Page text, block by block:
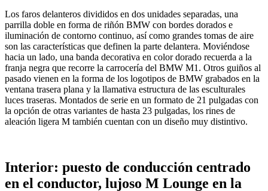
Los faros delanteros divididos en dos unidades separadas, una
parrilla doble en forma de riñón BMW con bordes dorados e
iluminación de contorno continuo, así como grandes tomas de aire
son las características que definen la parte delantera. Moviéndose
hacia un lado, una banda decorativa en color dorado recuerda a la
franja negra que recorre la carrocería del BMW M1. Otros guiños al
pasado vienen en la forma de los logotipos de BMW grabados en la
ventana trasera plana y la llamativa estructura de las esculturales
luces traseras. Montados de serie en un formato de 21 pulgadas con
la opción de otras variantes de hasta 23 pulgadas, los rines de
aleación ligera M también cuentan con un diseño muy distintivo.
Interior: puesto de conducción centrado
en el conductor, lujoso M Lounge en la